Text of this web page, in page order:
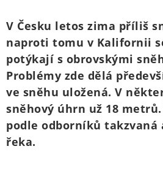
V Česku letos zima příliš
naproti tomu v Kalifornii
potýkají s obrovskými
Problémy zde dělá
ve sněhu uložená. V
sněhový úhrn už 18
podle odborníků takzvaná
řeka.